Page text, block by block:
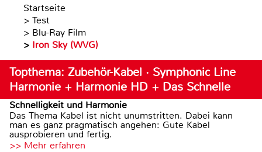
Startseite
> Test
> Blu-Ray Film
> Iron Sky (WVG)
Topthema: Zubehör-Kabel · Symphonic Line
Harmonie + Harmonie HD + Das Schnelle
Schnelligkeit und Harmonie
Das Thema Kabel ist nicht unumstritten. Dabei kann
man es ganz pragmatisch angehen: Gute Kabel
ausprobieren und fertig.
>> Mehr erfahren